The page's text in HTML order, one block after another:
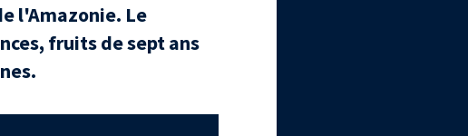
l'Amazonie. Le
fruits de sept ans